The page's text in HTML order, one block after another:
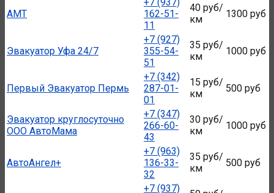
АМТ
162-51-
11
40 руб/
км
1300 руб
Эвакуатор Уфа 24/7
+7 (927)
355-54-
51
35 руб/
км
1000 руб
Первый Эвакуатор Пермь
+7 (342)
287-01-
01
15 руб/
км
500 руб
Эвакуатор круглосуточно
ООО АвтоМама
+7 (347)
266-60-
43
30 руб/
км
1000 руб
АвтоАнгел+
+7 (963)
136-33-
32
35 руб/
км
500 руб
+7 (937)